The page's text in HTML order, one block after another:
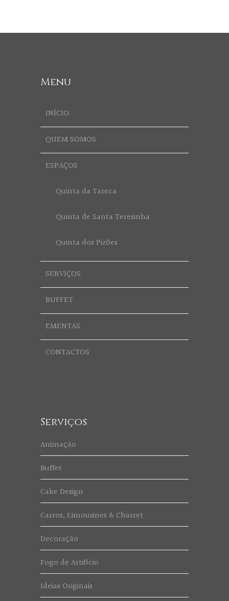
Menu
INÍCIO
QUEM SOMOS
ESPAÇOS
Quinta da Tareca
Quinta de Santa Teresinha
Quinta dos Pizões
SERVIÇOS
BUFFET
EMENTAS
CONTACTOS
Serviços
Animação
Buffet
Cake Design
Carros, Limousines & Charret
Decoração
Fogo de Artifício
Ideias Originais